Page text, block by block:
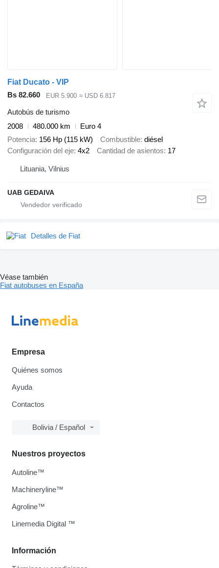
Fiat Ducato - VIP
Bs 82.660
EUR 5.900 ≈ USD 6.817
Autobús de turismo
2008
480.000 km
Euro 4
Potencia 156 Hp (115 kW) Combustible diésel
Configuración del eje 4x2 Cantidad de asientos 17
Lituania, Vilnius
UAB GEDAIVA
Detalles de Fiat
Véase también
Fiat autobuses en España
Empresa
Quiénes somos
Ayuda
Contactos
Bolivia / Español
Información
Nuestros proyectos
Autoline™
Machineryline™
Agroline™
Linemedia Digital ™